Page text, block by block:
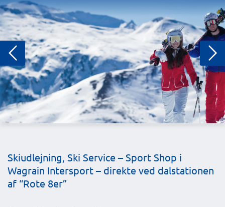
Skiudlejning, Ski Service – Sport Shop i
Wagrain Intersport – direkte ved dalstationen
af “Rote 8er”